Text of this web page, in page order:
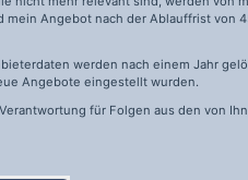
mein Angebot nach der Ablauffrist von
werden nach einem Jahr
Angebote eingestellt wurden.
für Folgen aus den von